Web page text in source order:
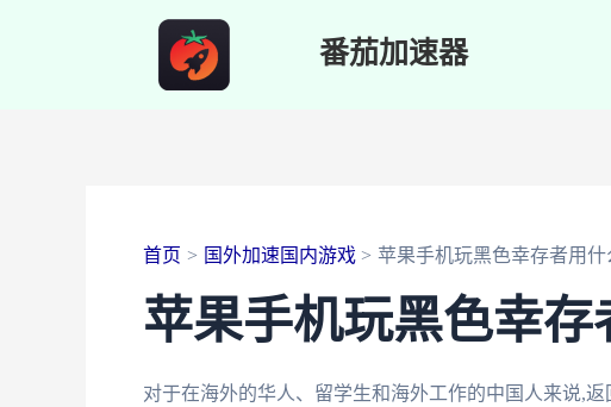
番茄加速器
首页 国外加速国内游戏 苹果手机玩黑色幸存者用
苹果手机玩黑色幸
对于在海外的华人、留学生和海外工作的中国人来说,